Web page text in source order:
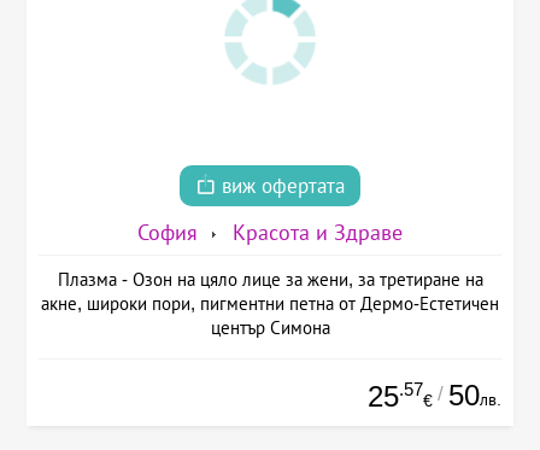
виж офертата
София Красота и Здраве
Плазма - Озон на цяло лице за жени, за третиране на
акне, широки пори, пигментни петна от Дермо-Естетичен
център Симона
25.57
€ / 50лв.